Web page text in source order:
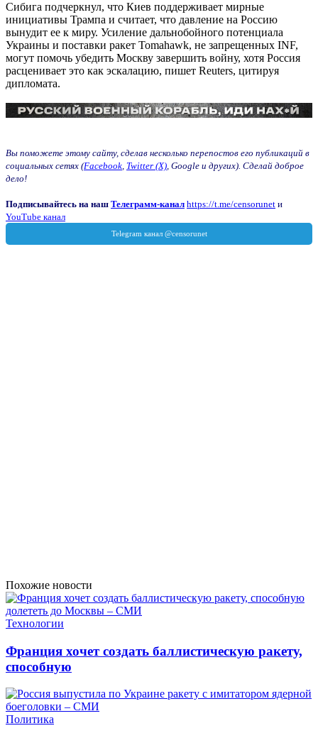
Сибига подчеркнул, что Киев поддерживает мирные
инициативы Трампа и считает, что давление на Россию
вынудит ее к миру. Усиление дальнобойного потенциала
Украины и поставки ракет Tomahawk, не запрещенных INF,
могут помочь убедить Москву завершить войну, хотя Россия
расценивает это как эскалацию, пишет Reuters, цитируя
дипломата.
Вы поможете этому сайту, сделав несколько перепостов его публикаций в
социальных сетях (Facebook, Twitter (X), Google и других). Сделай доброе
дело!
Подписывайтесь на наш Телеграмм-канал https://t.me/censorunet и
YouTube канал
Похожие новости
Технологии
Франция хочет создать баллистическую ракету,
способную
Политика